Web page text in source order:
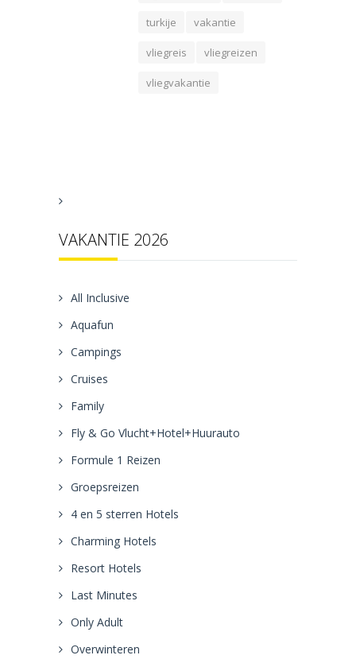
turkije vakantie
vliegreis vliegreizen
vliegvakantie
VAKANTIE 2026
All Inclusive
Aquafun
Campings
Cruises
Family
Fly & Go Vlucht+Hotel+Huurauto
Formule 1 Reizen
Groepsreizen
4 en 5 sterren Hotels
Charming Hotels
Resort Hotels
Last Minutes
Only Adult
Overwinteren